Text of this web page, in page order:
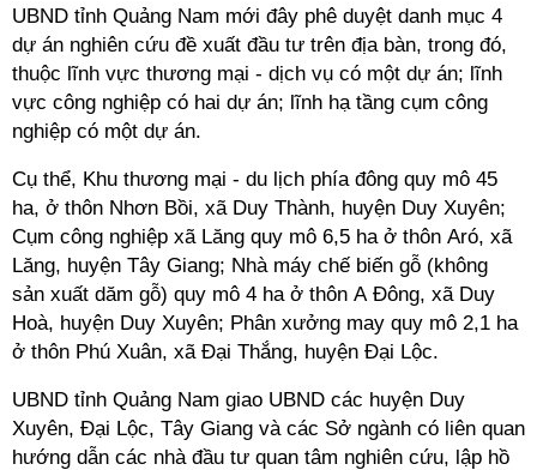
UBND tỉnh Quảng Nam mới đây phê duyệt danh mục 4
dự án nghiên cứu đề xuất đầu tư trên địa bàn, trong đó,
thuộc lĩnh vực thương mại - dịch vụ có một dự án; lĩnh
vực công nghiệp có hai dự án; lĩnh hạ tầng cụm công
nghiệp có một dự án.
Cụ thể, Khu thương mại - du lịch phía đông quy mô 45
ha, ở thôn Nhơn Bồi, xã Duy Thành, huyện Duy Xuyên;
Cụm công nghiệp xã Lăng quy mô 6,5 ha ở thôn Aró, xã
Lăng, huyện Tây Giang; Nhà máy chế biến gỗ (không
sản xuất dăm gỗ) quy mô 4 ha ở thôn A Đông, xã Duy
Hoà, huyện Duy Xuyên; Phân xưởng may quy mô 2,1 ha
ở thôn Phú Xuân, xã Đại Thắng, huyện Đại Lộc.
UBND tỉnh Quảng Nam giao UBND các huyện Duy
Xuyên, Đại Lộc, Tây Giang và các Sở ngành có liên quan
hướng dẫn các nhà đầu tư quan tâm nghiên cứu, lập hồ